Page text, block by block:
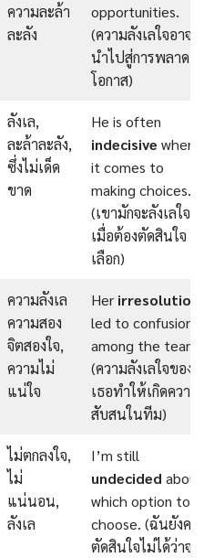
ความละล้า
ละลัง
opportunities.
(ความลังเลใจอาจ
นำไปสู่การพลาด
โอกาส)
ลังเล,
ละล้าละลัง,
ซึ่งไม่เด็ด
ขาด
He is often
indecisive when
it comes to
making choices.
(เขามักจะลังเลใจ
เมื่อต้องตัดสินใจ
เลือก)
ความลังเล
ความสอง
จิตสองใจ,
ความไม่
แน่ใจ
Her irresolution
led to confusion
among the team.
(ความลังเลใจของ
เธอทำให้เกิดความ
สับสนในทีม)
ไม่ตกลงใจ,
ไม่
แน่นอน,
ลังเล
I’m still
undecided about
which option to
choose. (ฉันยังคง
ตัดสินใจไม่ได้ว่าจะ